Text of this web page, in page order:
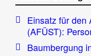
Einsatz für den
(AFÜST):
Baumbergung